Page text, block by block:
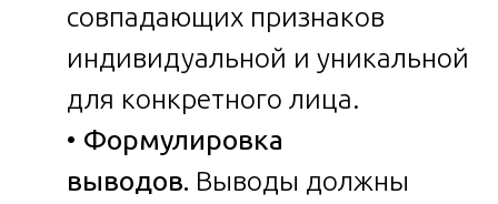
совпадающих признаков
индивидуальной и уникальной
для конкретного лица.
• Формулировка
выводов. Выводы должны